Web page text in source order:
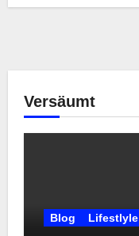
Versäumt
Blog Lifestlyle